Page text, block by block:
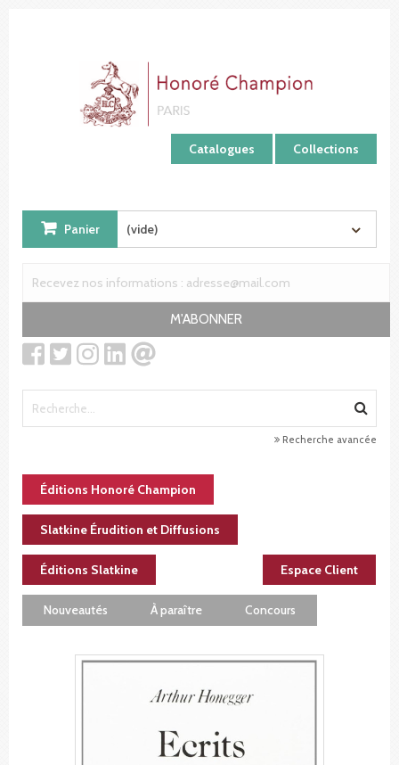
Catalogues Collections
Panier (vide)
M'ABONNER
Recherche avancée
Éditions Honoré Champion
Slatkine Érudition et Diffusions
Éditions Slatkine Espace Client
Nouveautés À paraître Concours